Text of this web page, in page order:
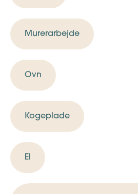
Murerarbejde
Ovn
Kogeplade
El